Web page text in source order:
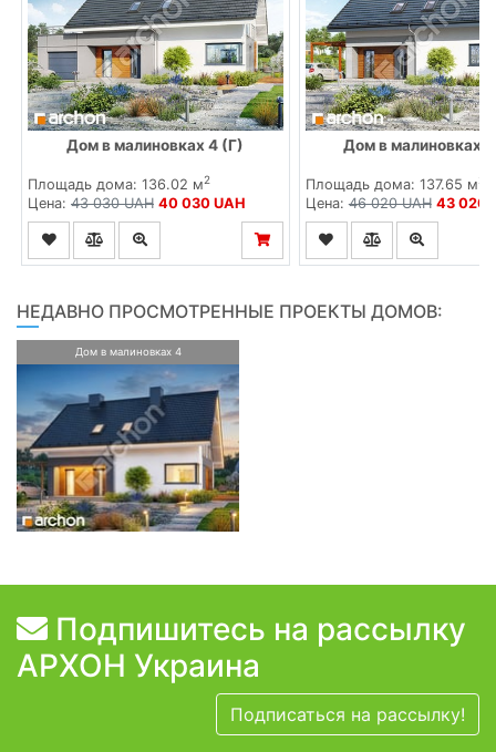
Дом в малиновках 4 (Г)
Цена:43 030 UAH 40 030 UAH
Дом в малиновках
Цена:46 020 UAH 43 020
АРХОН Украина
Подписаться на рассылку!